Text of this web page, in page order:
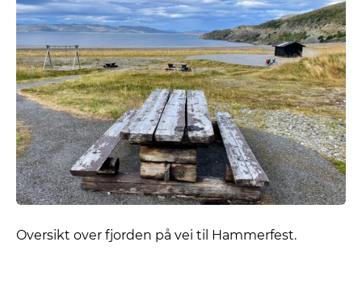
Oversikt over fjorden på vei til Hammerfest.